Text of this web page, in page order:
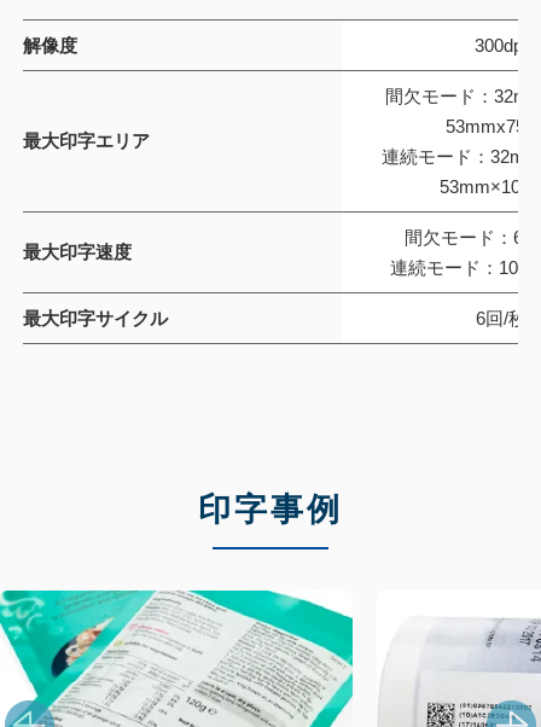
製
品
ス
解像度 300dpi
最大印字エリア
間欠モード：
連続モード：
最大印字速度
間欠モード：
連続モード：
最大印字サイクル 6回/秒
印字事例